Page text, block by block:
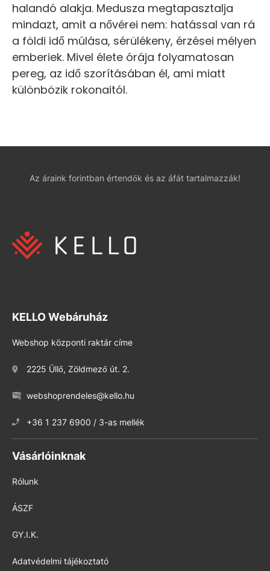
halandó alakja. Medusza megtapasztalja
mindazt, amit a nővérei nem: hatással van rá
a földi idő múlása, sérülékeny, érzései mélyen
emberiek. Mivel élete órája folyamatosan
pereg, az idő szorításában él, ami miatt
különbözik rokonaitól.
Az áraink forintban értendők és az áfát tartalmazzák!
KELLO Webáruház
Webshop központi raktár címe
2225 Üllő, Zöldmező út. 2.
webshoprendeles@kello.hu
+36 1 237 6900 / 3-as mellék
Vásárlóinknak
Rólunk
ÁSZF
GY.I.K.
Adatvédelmi tájékoztató